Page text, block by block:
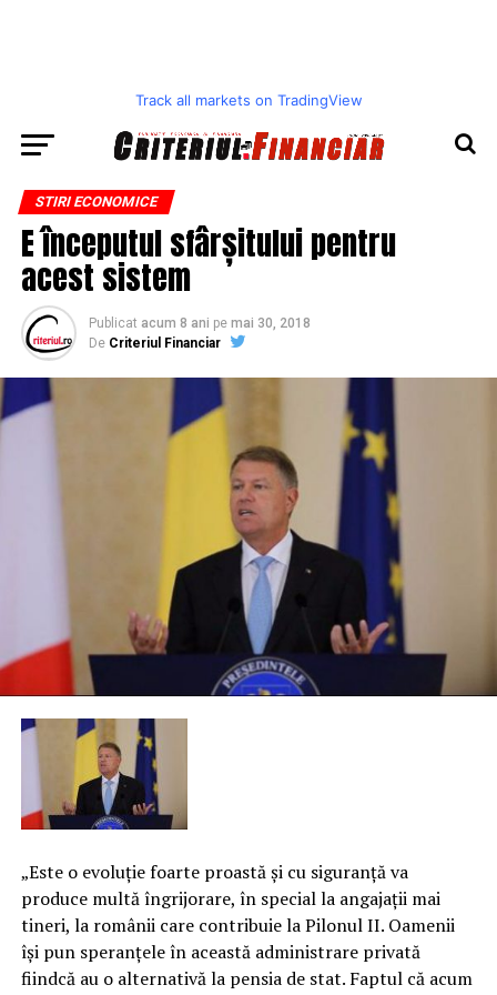
Track all markets on TradingView
STIRI ECONOMICE
E începutul sfârșitului pentru
acest sistem
Publicat acum 8 ani pe mai 30, 2018
De Criteriul Financiar
„Este o evoluţie foarte proastă şi cu siguranţă va
produce multă îngrijorare, în special la angajaţii mai
tineri, la românii care contribuie la Pilonul II. Oamenii
îşi pun speranţele în această administrare privată
fiindcă au o alternativă la pensia de stat. Faptul că acum